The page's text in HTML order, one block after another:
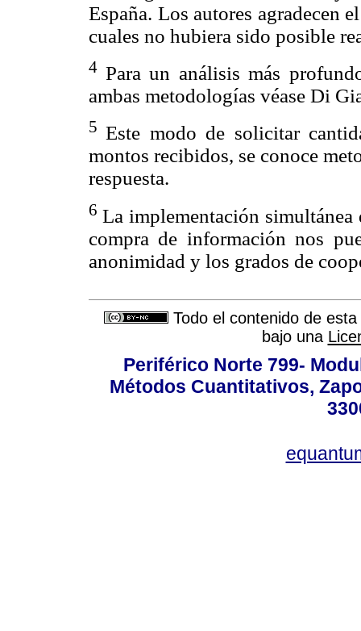
España. Los autores agradecen
cuales no hubiera sido posible
4 Para un análisis más
ambas metodologías véase Di
5Este modo de solicitar
montos recibidos, se conoce
respuesta.
6 La implementación
compra de información nos
anonimidad y los grados de
Todo el contenido de
bajo una
Periférico Norte 799-
Métodos Cuantitativos,